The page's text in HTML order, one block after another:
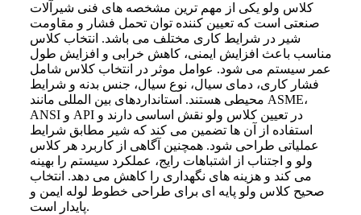
کلاس ولو یکی از مهم ترین مشخصه های فنی شیرآلات
صنعتی است که تعیین کننده توان تحمل فشار و مقاومت
شیر در شرایط کاری مختلف می باشد. انتخاب کلاس
مناسب باعث افزایش ایمنی، کاهش خرابی و افزایش طول
عمر سیستم می شود. عوامل موثر در انتخاب کلاس شامل
فشار کاری، دمای سیال، نوع سیال، جنس بدنه و شرایط
محیطی هستند. استانداردهای بین المللی مانند ASME،
ANSI و API در تعیین کلاس ولو نقش اساسی دارند و
استفاده از آن ها تضمین می کند که شیر مطابق شرایط
عملیاتی طراحی شود. همچنین آگاهی از کاربرد هر کلاس
ولو و اجتناب از اشتباهات رایج، عملکرد سیستم را بهینه
می کند و هزینه های نگهداری را کاهش می دهد. انتخاب
صحیح کلاس ولو پایه ای برای طراحی خطوط لوله ایمن و
پایدار است.